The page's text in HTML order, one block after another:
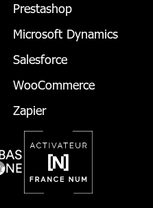
Prestashop
Microsoft Dynamics
Salesforce
WooCommerce
Zapier